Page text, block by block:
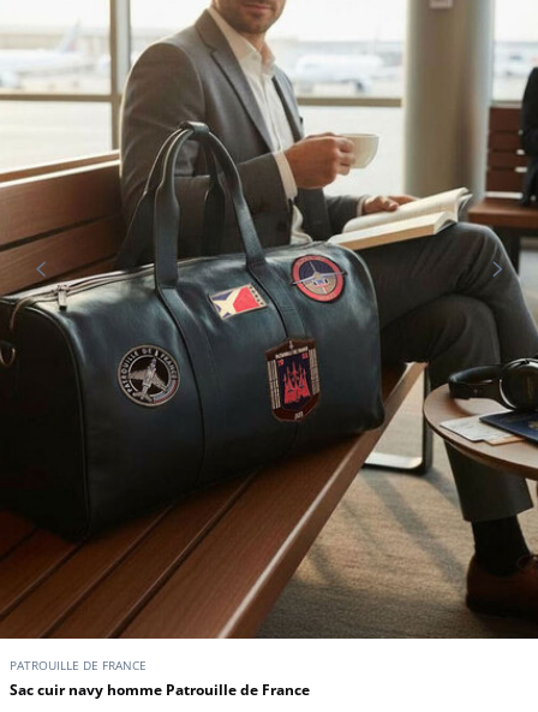
PATROUILLE DE FRANCE
Sac cuir navy homme Patrouille de France